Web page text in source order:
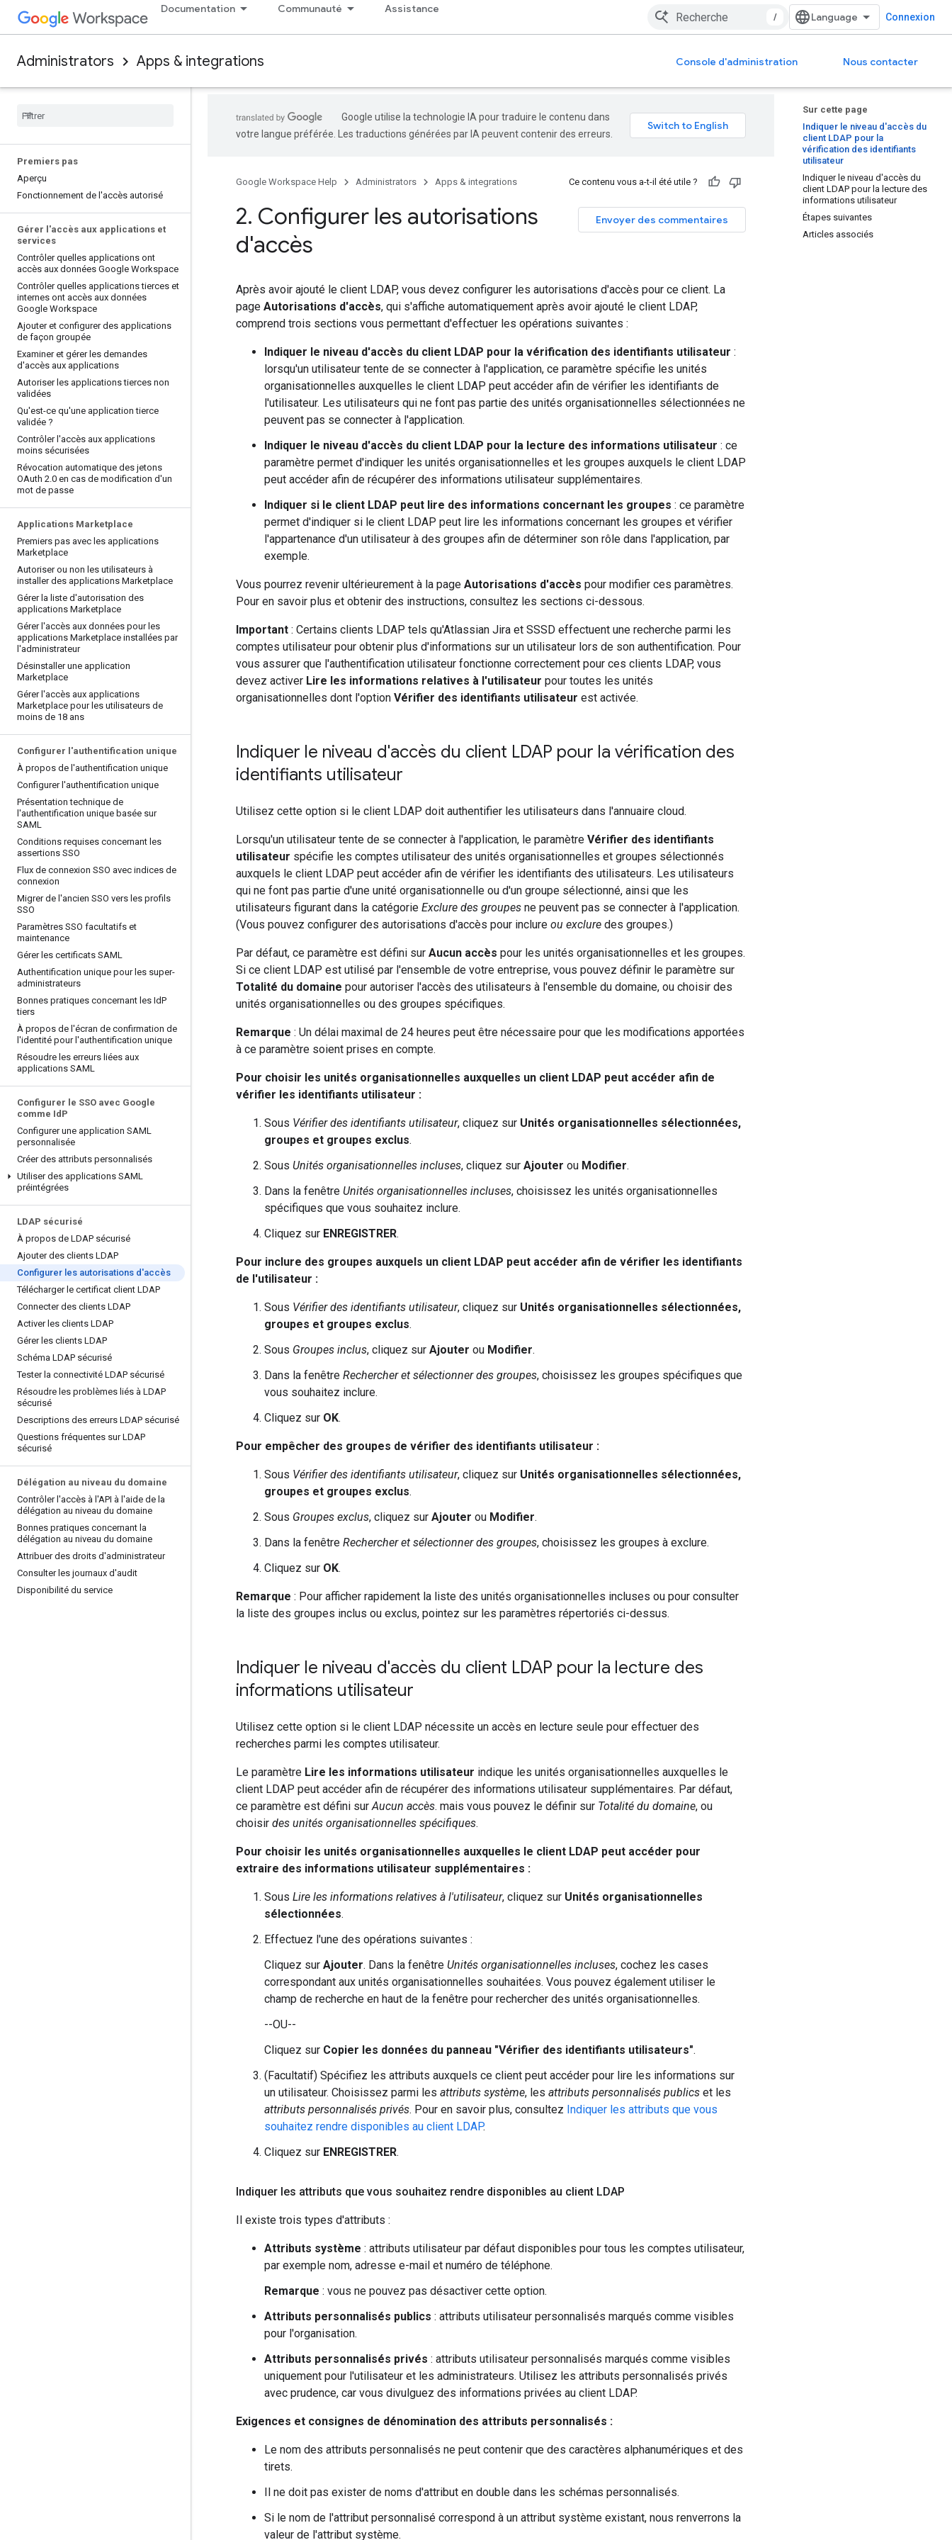
Documentation Communauté Assistance
/ Connexion
Administrators Apps & integrations Console d'administration Nous contacter
Premiers pas
Aperçu
Fonctionnement de l'accès autorisé
Gérer l'accès aux applications et
services
Contrôler quelles applications ont
accès aux données Google Workspace
Contrôler quelles applications tierces et
internes ont accès aux données
Google Workspace
Ajouter et configurer des applications
de façon groupée
Examiner et gérer les demandes
d'accès aux applications
Autoriser les applications tierces non
validées
Qu'est-ce qu'une application tierce
validée ?
Contrôler l'accès aux applications
moins sécurisées
Révocation automatique des jetons
OAuth 2.0 en cas de modification d'un
mot de passe
Applications Marketplace
Premiers pas avec les applications
Marketplace
Autoriser ou non les utilisateurs à
installer des applications Marketplace
Gérer la liste d'autorisation des
applications Marketplace
Gérer l'accès aux données pour les
applications Marketplace installées par
l'administrateur
Désinstaller une application
Marketplace
Gérer l'accès aux applications
Marketplace pour les utilisateurs de
moins de 18 ans
Configurer l'authentification unique
À propos de l'authentification unique
Configurer l'authentification unique
Présentation technique de
l'authentification unique basée sur
SAML
Conditions requises concernant les
assertions SSO
Flux de connexion SSO avec indices de
connexion
Migrer de l'ancien SSO vers les profils
SSO
Paramètres SSO facultatifs et
maintenance
Gérer les certificats SAML
Authentification unique pour les super-
administrateurs
Bonnes pratiques concernant les IdP
tiers
À propos de l'écran de confirmation de
l'identité pour l'authentification unique
Résoudre les erreurs liées aux
applications SAML
Configurer le SSO avec Google
comme Id P
Configurer une application SAML
personnalisée
Créer des attributs personnalisés
Utiliser des applications SAML
préintégrées
LDAP sécurisé
À propos de LDAP sécurisé
Ajouter des clients LDAP
Configurer les autorisations d'accès
Télécharger le certificat client LDAP
Connecter des clients LDAP
Activer les clients LDAP
Gérer les clients LDAP
Schéma LDAP sécurisé
Tester la connectivité LDAP sécurisé
Résoudre les problèmes liés à LDAP
sécurisé
Descriptions des erreurs LDAP sécurisé
Questions fréquentes sur LDAP
sécurisé
Délégation au niveau du domaine
Contrôler l'accès à l'API à l'aide de la
délégation au niveau du domaine
Bonnes pratiques concernant la
délégation au niveau du domaine
Attribuer des droits d'administrateur
Consulter les journaux d'audit
Disponibilité du service
Sur cette page
Indiquer le niveau d'accès du
client LDAP pour la
vérification des identifiants
utilisateur
Indiquer le niveau d'accès du
client LDAP pour la lecture des
informations utilisateur
Étapes suivantes
Articles associés
Google utilise la technologie IA pour traduire le contenu dans
votre langue préférée. Les traductions générées par IA peuvent contenir des erreurs.
Google Workspace Help Administrators Apps & integrations Ce contenu vous a-t-il été utile ?
Envoyer des commentaires
2. Configurer les autorisations
d'accès
Après avoir ajouté le client LDAP, vous devez configurer les autorisations d'accès pour ce client. La
page Autorisations d'accès, qui s'affiche automatiquement après avoir ajouté le client LDAP,
comprend trois sections vous permettant d'effectuer les opérations suivantes :
Indiquer le niveau d'accès du client LDAP pour la vérification des identifiants utilisateur :
lorsqu'un utilisateur tente de se connecter à l'application, ce paramètre spécifie les unités
organisationnelles auxquelles le client LDAP peut accéder afin de vérifier les identifiants de
l'utilisateur. Les utilisateurs qui ne font pas partie des unités organisationnelles sélectionnées ne
peuvent pas se connecter à l'application.
Indiquer le niveau d'accès du client LDAP pour la lecture des informations utilisateur : ce
paramètre permet d'indiquer les unités organisationnelles et les groupes auxquels le client LDAP
peut accéder afin de récupérer des informations utilisateur supplémentaires.
Indiquer si le client LDAP peut lire des informations concernant les groupes : ce paramètre
permet d'indiquer si le client LDAP peut lire les informations concernant les groupes et vérifier
l'appartenance d'un utilisateur à des groupes afin de déterminer son rôle dans l'application, par
exemple.
Vous pourrez revenir ultérieurement à la page Autorisations d'accès pour modifier ces paramètres.
Pour en savoir plus et obtenir des instructions, consultez les sections ci-dessous.
Important : Certains clients LDAP tels qu'Atlassian Jira et SSSD effectuent une recherche parmi les
comptes utilisateur pour obtenir plus d'informations sur un utilisateur lors de son authentification. Pour
vous assurer que l'authentification utilisateur fonctionne correctement pour ces clients LDAP, vous
devez activer Lire les informations relatives à l'utilisateur pour toutes les unités
organisationnelles dont l'option Vérifier des identifiants utilisateur est activée.
Indiquer le niveau d'accès du client LDAP pour la vérification des
identifiants utilisateur
Utilisez cette option si le client LDAP doit authentifier les utilisateurs dans l'annuaire cloud.
Lorsqu'un utilisateur tente de se connecter à l'application, le paramètre Vérifier des identifiants
utilisateur spécifie les comptes utilisateur des unités organisationnelles et groupes sélectionnés
auxquels le client LDAP peut accéder afin de vérifier les identifiants des utilisateurs. Les utilisateurs
qui ne font pas partie d'une unité organisationnelle ou d'un groupe sélectionné, ainsi que les
utilisateurs figurant dans la catégorie Exclure des groupes ne peuvent pas se connecter à l'application.
(Vous pouvez configurer des autorisations d'accès pour inclure ou exclure des groupes.)
Par défaut, ce paramètre est défini sur Aucun accès pour les unités organisationnelles et les groupes.
Si ce client LDAP est utilisé par l'ensemble de votre entreprise, vous pouvez définir le paramètre sur
Totalité du domaine pour autoriser l'accès des utilisateurs à l'ensemble du domaine, ou choisir des
unités organisationnelles ou des groupes spécifiques.
Remarque : Un délai maximal de 24 heures peut être nécessaire pour que les modifications apportées
à ce paramètre soient prises en compte.
Pour choisir les unités organisationnelles auxquelles un client LDAP peut accéder afin de
vérifier les identifiants utilisateur :
Sous Vérifier des identifiants utilisateur, cliquez sur Unités organisationnelles sélectionnées,
groupes et groupes exclus.
Sous Unités organisationnelles incluses, cliquez sur Ajouter ou Modifier.
Dans la fenêtre Unités organisationnelles incluses, choisissez les unités organisationnelles
spécifiques que vous souhaitez inclure.
Cliquez sur ENREGISTRER.
Pour inclure des groupes auxquels un client LDAP peut accéder afin de vérifier les identifiants
de l'utilisateur :
Sous Vérifier des identifiants utilisateur, cliquez sur Unités organisationnelles sélectionnées,
groupes et groupes exclus.
Sous Groupes inclus, cliquez sur Ajouter ou Modifier.
Dans la fenêtre Rechercher et sélectionner des groupes, choisissez les groupes spécifiques que
vous souhaitez inclure.
Cliquez sur OK.
Pour empêcher des groupes de vérifier des identifiants utilisateur :
Sous Vérifier des identifiants utilisateur, cliquez sur Unités organisationnelles sélectionnées,
groupes et groupes exclus.
Sous Groupes exclus, cliquez sur Ajouter ou Modifier.
Dans la fenêtre Rechercher et sélectionner des groupes, choisissez les groupes à exclure.
Cliquez sur OK.
Remarque : Pour afficher rapidement la liste des unités organisationnelles incluses ou pour consulter
la liste des groupes inclus ou exclus, pointez sur les paramètres répertoriés ci-dessus.
Indiquer le niveau d'accès du client LDAP pour la lecture des
informations utilisateur
Utilisez cette option si le client LDAP nécessite un accès en lecture seule pour effectuer des
recherches parmi les comptes utilisateur.
Le paramètre Lire les informations utilisateur indique les unités organisationnelles auxquelles le
client LDAP peut accéder afin de récupérer des informations utilisateur supplémentaires. Par défaut,
ce paramètre est défini surAucun accès. mais vous pouvez le définir sur Totalité du domaine, ou
choisir des unités organisationnelles spécifiques.
Pour choisir les unités organisationnelles auxquelles le client LDAP peut accéder pour
extraire des informations utilisateur supplémentaires :
Sous Lire les informations relatives à l'utilisateur, cliquez sur Unités organisationnelles
sélectionnées.
Effectuez l'une des opérations suivantes :
Cliquez sur Ajouter. Dans la fenêtre Unités organisationnelles incluses, cochez les cases
correspondant aux unités organisationnelles souhaitées. Vous pouvez également utiliser le
champ de recherche en haut de la fenêtre pour rechercher des unités organisationnelles.
--OU--
Cliquez sur Copier les données du panneau "Vérifier des identifiants utilisateurs".
(Facultatif) Spécifiez les attributs auxquels ce client peut accéder pour lire les informations sur
un utilisateur. Choisissez parmi les attributs système, les attributs personnalisés publics et les
attributs personnalisés privés. Pour en savoir plus, consultez Indiquer les attributs que vous
souhaitez rendre disponibles au client LDAP.
Cliquez sur ENREGISTRER.
Indiquer les attributs que vous souhaitez rendre disponibles au client LDAP
Il existe trois types d'attributs :
Attributs système : attributs utilisateur par défaut disponibles pour tous les comptes utilisateur,
par exemple nom, adresse e-mail et numéro de téléphone.
Remarque : vous ne pouvez pas désactiver cette option.
Attributs personnalisés publics : attributs utilisateur personnalisés marqués comme visibles
pour l'organisation.
Attributs personnalisés privés : attributs utilisateur personnalisés marqués comme visibles
uniquement pour l'utilisateur et les administrateurs. Utilisez les attributs personnalisés privés
avec prudence, car vous divulguez des informations privées au client LDAP.
Exigences et consignes de dénomination des attributs personnalisés :
Le nom des attributs personnalisés ne peut contenir que des caractères alphanumériques et des
tirets.
Il ne doit pas exister de noms d'attribut en double dans les schémas personnalisés.
Si le nom de l'attribut personnalisé correspond à un attribut système existant, nous renverrons la
valeur de l'attribut système.